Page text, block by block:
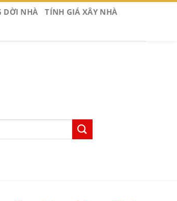
DỜI NHÀ
TÍNH GIÁ XÂY NHÀ